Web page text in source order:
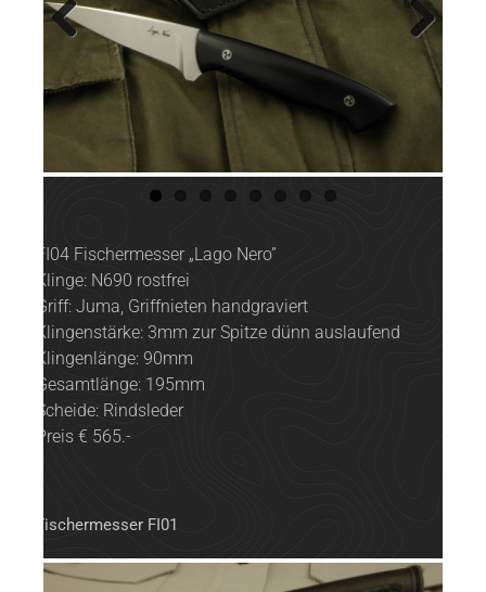
ous
Next
FI04 Fischermesser „Lago Nero”
Klinge: N690 rostfrei
Griff: Juma, Griffnieten handgraviert
Klingenstärke: 3mm zur Spitze dünn auslaufend
Klingenlänge: 90mm
Gesamtlänge: 195mm
Scheide: Rindsleder
Preis € 565.-
Fischermesser FI01